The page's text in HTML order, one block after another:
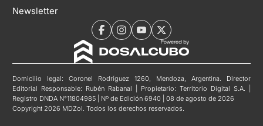
Newsletter
Domicilio legal: Coronel Rodríguez 1260, Mendoza, Argentina. Director
Editorial Responsable: Rubén Rabanal | Propietario: Territorio Digital S.A. |
Registro DNDA N°11804985 | Nº de Edición 6940 | 08 de agosto de 2026
Copyright 2026 MDZol. Todos los derechos reservados.